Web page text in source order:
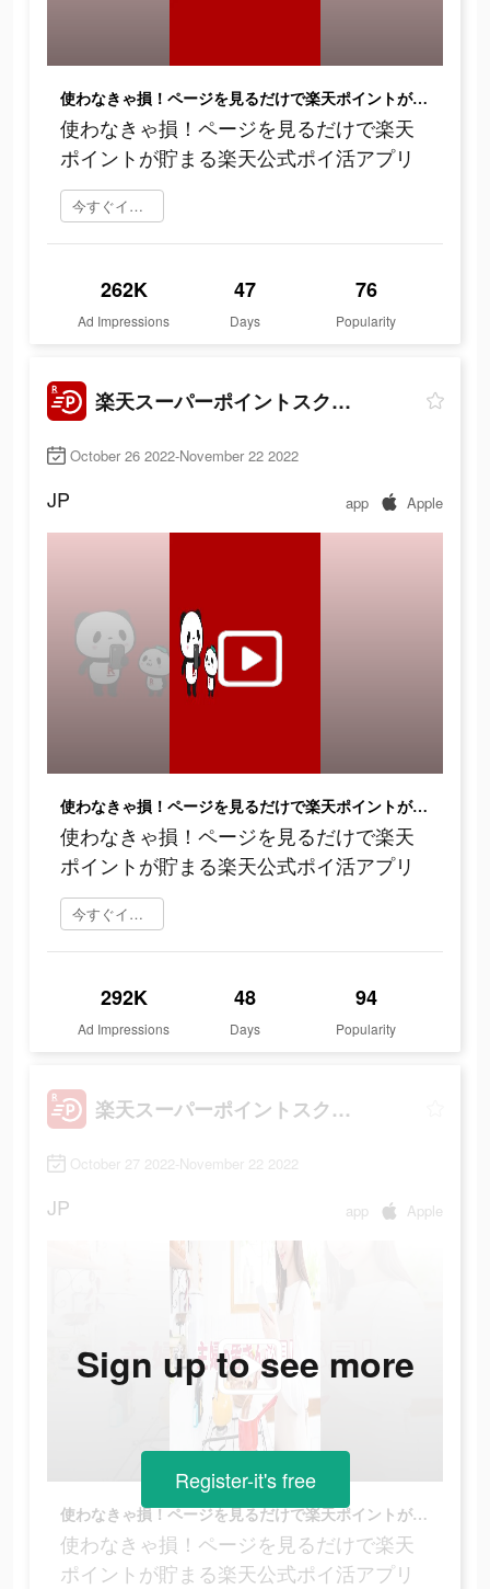
使わなきゃ損！ページを見るだけで楽天ポイントが貯まる楽天公式ポイ活アプリ
使わなきゃ損！ページを見るだけで楽天
ポイントが貯まる楽天公式ポイ活アプリ
今すぐインストール
262K
Ad Impressions
47
Days
76
Popularity
楽天スーパーポイントスクリーン
October 26 2022-November 22 2022
JP app Apple
使わなきゃ損！ページを見るだけで楽天ポイントが貯まる楽天公式ポイ活アプリ
使わなきゃ損！ページを見るだけで楽天
ポイントが貯まる楽天公式ポイ活アプリ
今すぐインストール
292K
Ad Impressions
48
Days
94
Popularity
楽天スーパーポイントスクリーン
October 27 2022-November 22 2022
JP app Apple
使わなきゃ損！ページを見るだけで楽天ポイントが貯まる楽天公式ポイ活アプリ
使わなきゃ損！ページを見るだけで楽天
ポイントが貯まる楽天公式ポイ活アプリ
Sign up to see more
Register-it's free